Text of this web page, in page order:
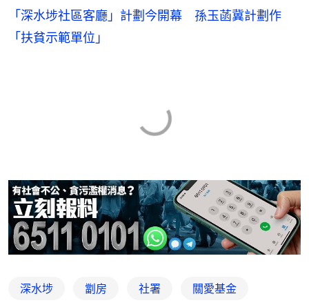
「深水埗社區客廳」計劃今開幕 孫玉菡冀計劃作
「扶貧示範單位」
深水埗 劏房 社署 關愛基金